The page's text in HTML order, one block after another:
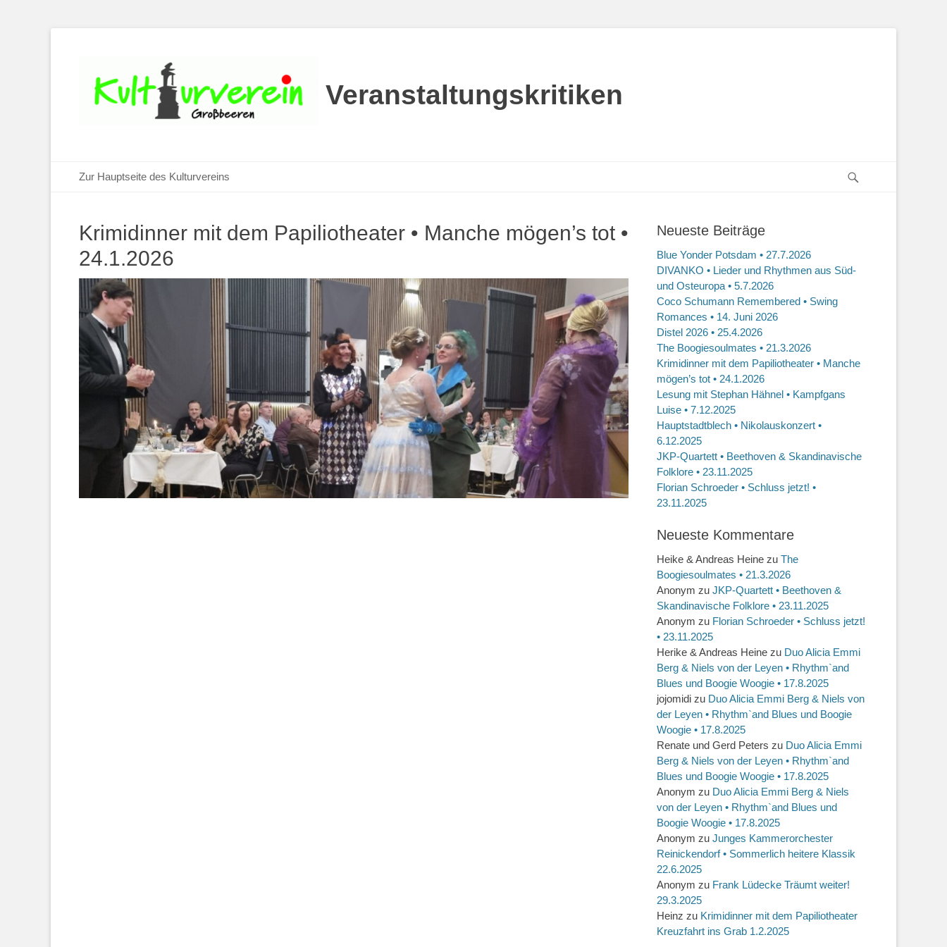
Veranstaltungskritiken
Primäres Menü
Inhalt
Zur Hauptseite des Kulturvereins
Krimidinner mit dem Papiliotheater • Manche mögen’s tot •
24.1.2026
Neueste Beiträge
Blue Yonder Potsdam • 27.7.2026
DIVANKO • Lieder und Rhythmen aus Süd-
und Osteuropa • 5.7.2026
Coco Schumann Remembered • Swing
Romances • 14. Juni 2026
Distel 2026 • 25.4.2026
The Boogiesoulmates • 21.3.2026
Krimidinner mit dem Papiliotheater • Manche
mögen’s tot • 24.1.2026
Lesung mit Stephan Hähnel • Kampfgans
Luise • 7.12.2025
Hauptstadtblech • Nikolauskonzert •
6.12.2025
JKP-Quartett • Beethoven & Skandinavische
Folklore • 23.11.2025
Florian Schroeder • Schluss jetzt! •
23.11.2025
Neueste Kommentare
Heike & Andreas Heine zu The
Boogiesoulmates • 21.3.2026
Anonym zu JKP-Quartett • Beethoven &
Skandinavische Folklore • 23.11.2025
Anonym zu Florian Schroeder • Schluss jetzt!
• 23.11.2025
Herike & Andreas Heine zu Duo Alicia Emmi
Berg & Niels von der Leyen • Rhythm`and
Blues und Boogie Woogie • 17.8.2025
jojomidi zu Duo Alicia Emmi Berg & Niels von
der Leyen • Rhythm`and Blues und Boogie
Woogie • 17.8.2025
Renate und Gerd Peters zu Duo Alicia Emmi
Berg & Niels von der Leyen • Rhythm`and
Blues und Boogie Woogie • 17.8.2025
Anonym zu Duo Alicia Emmi Berg & Niels
von der Leyen • Rhythm`and Blues und
Boogie Woogie • 17.8.2025
Anonym zu Junges Kammerorchester
Reinickendorf • Sommerlich heitere Klassik
22.6.2025
Anonym zu Frank Lüdecke Träumt weiter!
29.3.2025
Heinz zu Krimidinner mit dem Papiliotheater
Kreuzfahrt ins Grab 1.2.2025